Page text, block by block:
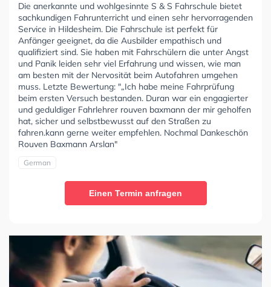
Die anerkannte und wohlgesinnte S & S Fahrschule bietet
sachkundigen Fahrunterricht und einen sehr hervorragenden
Service in Hildesheim. Die Fahrschule ist perfekt für
Anfänger geeignet, da die Ausbilder empathisch und
qualifiziert sind. Sie haben mit Fahrschülern die unter Angst
und Panik leiden sehr viel Erfahrung und wissen, wie man
am besten mit der Nervosität beim Autofahren umgehen
muss. Letzte Bewertung: "„Ich habe meine Fahrprüfung
beim ersten Versuch bestanden. Duran war ein engagierter
und geduldiger Fahrlehrer rouven baxmann der mir geholfen
hat, sicher und selbstbewusst auf den Straßen zu
fahren.kann gerne weiter empfehlen. Nochmal Dankeschön
Rouven Baxmann Arslan"
German
Einen Termin anfragen